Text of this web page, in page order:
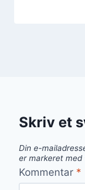
Skriv et
Din e-
er markeret med
Kommentar *